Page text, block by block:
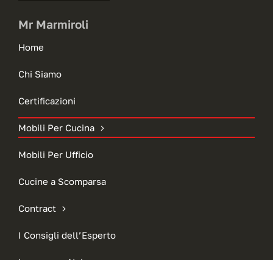
Mr Marmiroli
Home
Chi Siamo
Certificazioni
Mobili Per Cucina
Mobili Per Ufficio
Cucine a Scomparsa
Contract
I Consigli dell’Esperto